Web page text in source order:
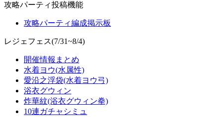
攻略パーティ投稿機能
攻略パーティ編成掲示板
レジェフェス(7/31~8/4)
開催情報まとめ
水着ヨウ(水属性)
愛沿之浮袋(水着ヨウ弓)
浴衣グウィン
炸華紋(浴衣グウィン拳)
10連ガチャシミュ